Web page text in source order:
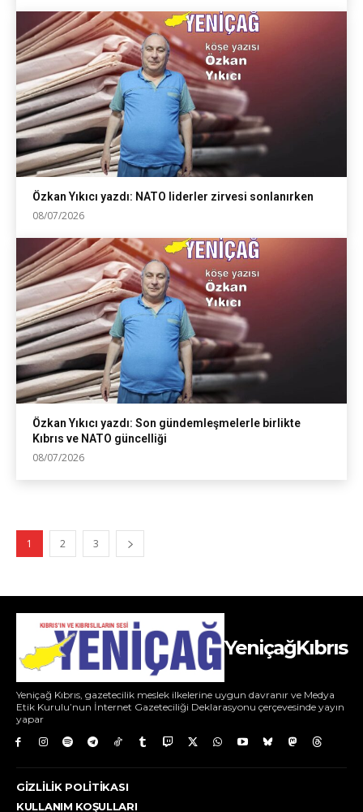
Özkan Yıkıcı yazdı: NATO liderler zirvesi sonlanırken
08/07/2026
Özkan Yıkıcı yazdı: Son gündemleşmelerle birlikte
Kıbrıs ve NATO güncelliği
08/07/2026
1 2 3
YeniçağKıbrıs
Yeniçağ Kıbrıs, gazetecilik meslek ilkelerine uygun davranır ve Medya
Etik Kurulu’nun İnternet Gazeteciliği Deklarasyonu çerçevesinde yayın
yapar
GIZLILIK POLITIKASI
KULLANIM KOŞULLARI